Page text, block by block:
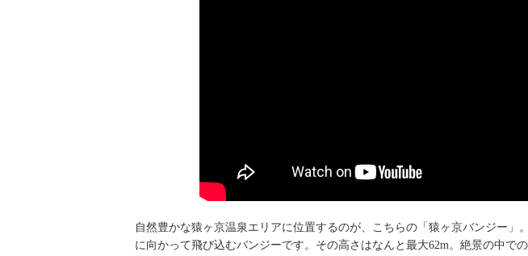
自然豊かな猿ヶ京温泉エリアに位置するのが、こちらの「猿ヶ京バンジー」
に向かって飛び込むバンジーです。その高さはなんと最大62m。絶景の中で